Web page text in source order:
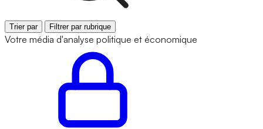
Trier par Filtrer par rubrique
Votre média d'analyse politique et économique